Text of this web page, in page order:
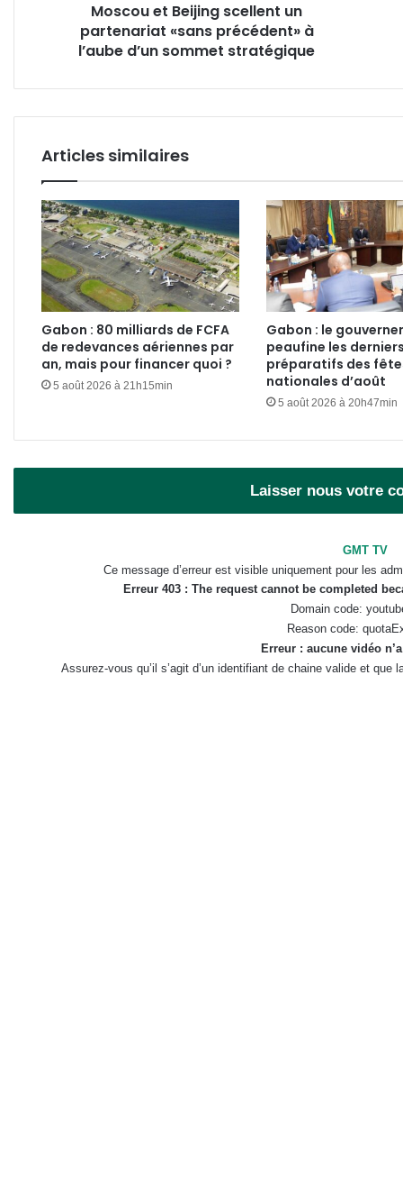
sommet
Moscou et Beijing scellent un
partenariat «sans précédent» à
l’aube d’un sommet stratégique
Articles similaires
Gabon : 80 milliards de FCFA
de redevances aériennes par
an, mais pour financer quoi ?
5 août 2026 à 21h15min
Gabon : le
peaufine les
préparatifs des
nationales d’août
5 août 2026 à 20h47min
Laisser nous votre
GMT TV
Ce message d’erreur est visible uniquement pour les
Erreur 403 : The request cannot be completed
Domain code:
Reason code:
Erreur : aucune vidéo
Assurez-vous qu’il s’agit d’un identifiant de chaine valide et